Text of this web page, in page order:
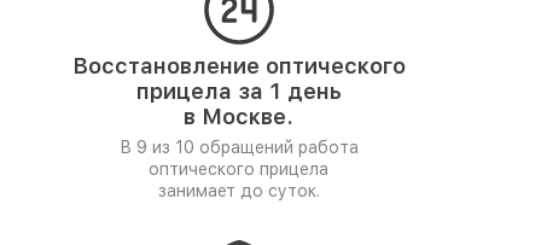
Восстановление оптического
прицела за 1 день
в Москве.
В 9 из 10 обращений работа
оптического прицела
занимает до суток.